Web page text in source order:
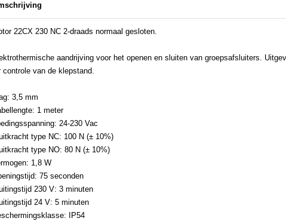
22CX 230 NC 2-draads normaal gesloten.
aandrijving voor het openen en sluiten van groepsafsluiters.
controle van de klepstand.
3,5 mm
1 meter
24-230 Vac
type NC: 100 N (± 10%)
type NO: 80 N (± 10%)
1,8 W
75 seconden
230 V: 3 minuten
24 V: 5 minuten
IP54